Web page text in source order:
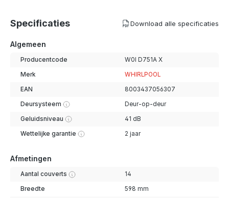
Specificaties Download alle specificaties
Algemeen
Producentcode W0I D751A X
Merk WHIRLPOOL
EAN 8003437056307
Deursysteem Deur-op-deur
Geluidsniveau 41 dB
Wettelijke garantie 2 jaar
Afmetingen
Aantal couverts 14
Breedte 598 mm